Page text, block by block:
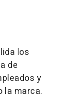
los
de
y
la marca.